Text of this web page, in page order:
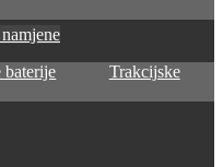
baterije
Trakcijske